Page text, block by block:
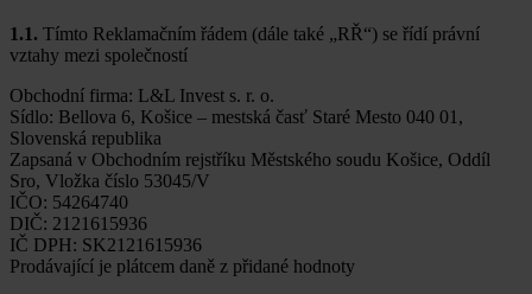
1.1. Tímto Reklamačním řádem (dále také „RŘ“) se řídí právní
vztahy mezi společností
Obchodní firma: L&L Invest s. r. o.
Sídlo: Bellova 6, Košice – mestská časť Staré Mesto 040 01,
Slovenská republika
Zapsaná v Obchodním rejstříku Městského soudu Košice, Oddíl
Sro, Vložka číslo 53045/V
IČO: 54264740
DIČ: 2121615936
IČ DPH: SK2121615936
Prodávající je plátcem daně z přidané hodnoty